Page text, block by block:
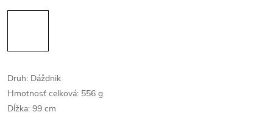
Druh: Dáždnik
Hmotnosť celková: 556 g
Dĺžka: 99 cm